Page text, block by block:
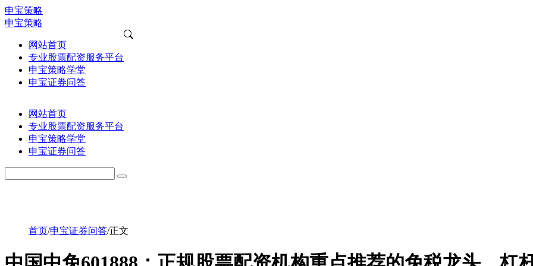
申宝策略
申宝策略
网站首页
专业股票配资服务平台
申宝策略学堂
申宝证券问答
网站首页
专业股票配资服务平台
申宝策略学堂
申宝证券问答
首页/申宝证券问答/正文